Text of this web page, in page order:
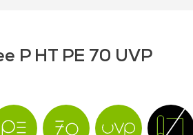
P HT PE 70 UVP